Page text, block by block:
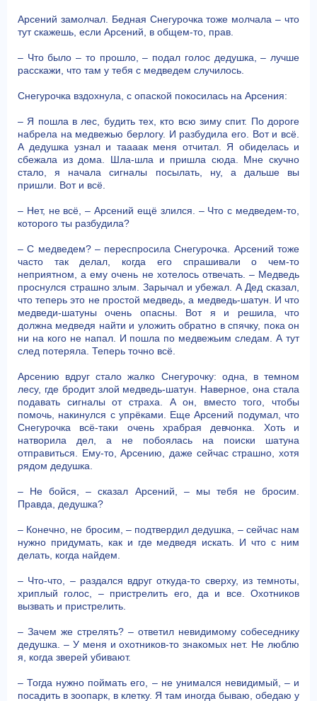
Арсений замолчал. Бедная Снегурочка тоже молчала – что
тут скажешь, если Арсений, в общем-то, прав.
– Что было – то прошло, – подал голос дедушка, – лучше
расскажи, что там у тебя с медведем случилось.
Снегурочка вздохнула, с опаской покосилась на Арсения:
– Я пошла в лес, будить тех, кто всю зиму спит. По дороге
набрела на медвежью берлогу. И разбудила его. Вот и всё.
А дедушка узнал и таааак меня отчитал. Я обиделась и
сбежала из дома. Шла-шла и пришла сюда. Мне скучно
стало, я начала сигналы посылать, ну, а дальше вы
пришли. Вот и всё.
– Нет, не всё, – Арсений ещё злился. – Что с медведем-то,
которого ты разбудила?
– С медведем? – переспросила Снегурочка. Арсений тоже
часто так делал, когда его спрашивали о чем-то
неприятном, а ему очень не хотелось отвечать. – Медведь
проснулся страшно злым. Зарычал и убежал. А Дед сказал,
что теперь это не простой медведь, а медведь-шатун. И что
медведи-шатуны очень опасны. Вот я и решила, что
должна медведя найти и уложить обратно в спячку, пока он
ни на кого не напал. И пошла по медвежьим следам. А тут
след потеряла. Теперь точно всё.
Арсению вдруг стало жалко Снегурочку: одна, в темном
лесу, где бродит злой медведь-шатун. Наверное, она стала
подавать сигналы от страха. А он, вместо того, чтобы
помочь, накинулся с упрёками. Еще Арсений подумал, что
Снегурочка всё-таки очень храбрая девчонка. Хоть и
натворила дел, а не побоялась на поиски шатуна
отправиться. Ему-то, Арсению, даже сейчас страшно, хотя
рядом дедушка.
– Не бойся, – сказал Арсений, – мы тебя не бросим.
Правда, дедушка?
– Конечно, не бросим, – подтвердил дедушка, – сейчас нам
нужно придумать, как и где медведя искать. И что с ним
делать, когда найдем.
– Что-что, – раздался вдруг откуда-то сверху, из темноты,
хриплый голос, – пристрелить его, да и все. Охотников
вызвать и пристрелить.
– Зачем же стрелять? – ответил невидимому собеседнику
дедушка. – У меня и охотников-то знакомых нет. Не люблю
я, когда зверей убивают.
– Тогда нужно поймать его, – не унимался невидимый, – и
посадить в зоопарк, в клетку. Я там иногда бываю, обедаю у